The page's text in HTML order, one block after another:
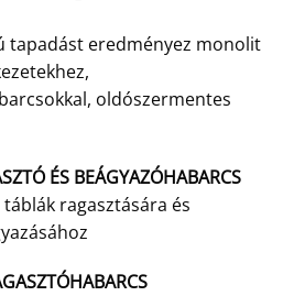
tapadást eredményez monolit
oldószermentes
ÉS BEÁGYAZÓHABARCS
ragasztására és